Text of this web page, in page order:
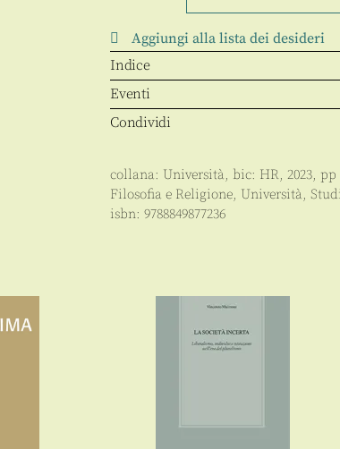
meravigliosa
luce
quantità
Aggiungi alla lista dei desideri
Indice
Eventi
Condividi
collana: Università, bic: HR, 2023, pp
Filosofia e Religione, Università,
isbn: 9788849877236